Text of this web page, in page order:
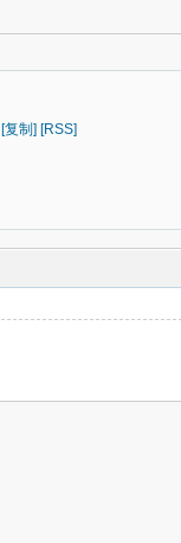
[复制] [RSS]